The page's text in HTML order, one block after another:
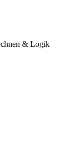
& Logik